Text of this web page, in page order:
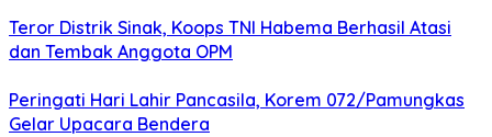
Teror Distrik Sinak, Koops TNI Habema Berhasil Atasi
dan Tembak Anggota OPM
Peringati Hari Lahir Pancasila, Korem 072/Pamungkas
Gelar Upacara Bendera